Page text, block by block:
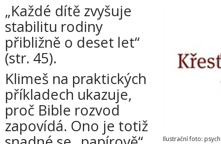
Ilustrační foto:
„Každé dítě zvyšuje
stabilitu rodiny
přibližně o deset let“
(str. 45).
Klimeš na praktických
příkladech ukazuje,
proč Bible rozvod
zapovídá. Ono je totiž